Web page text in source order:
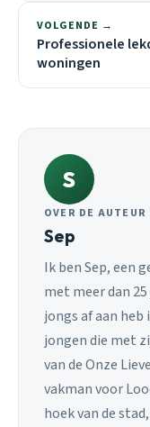
VOLGENDE →
Professionele
woningen
S
OVER DE AUTEUR
Sep
Ik ben Sep, een
met meer dan
jongs af aan
jongen die met
van de Onze
vakman voor
hoek van de